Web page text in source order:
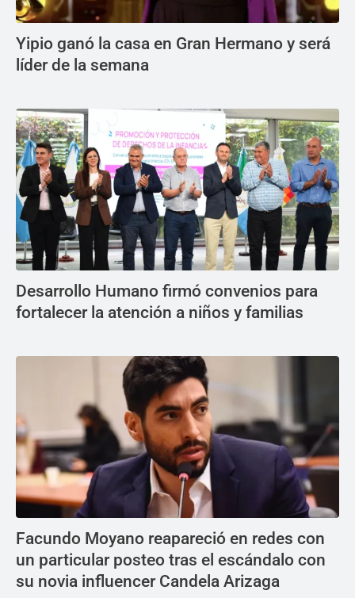
Yipio ganó la casa en Gran Hermano y será
líder de la semana
Desarrollo Humano firmó convenios para
fortalecer la atención a niños y familias
Facundo Moyano reapareció en redes con
un particular posteo tras el escándalo con
su novia influencer Candela Arizaga